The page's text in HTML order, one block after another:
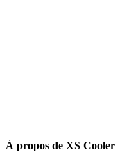
À propos de XS Cooler